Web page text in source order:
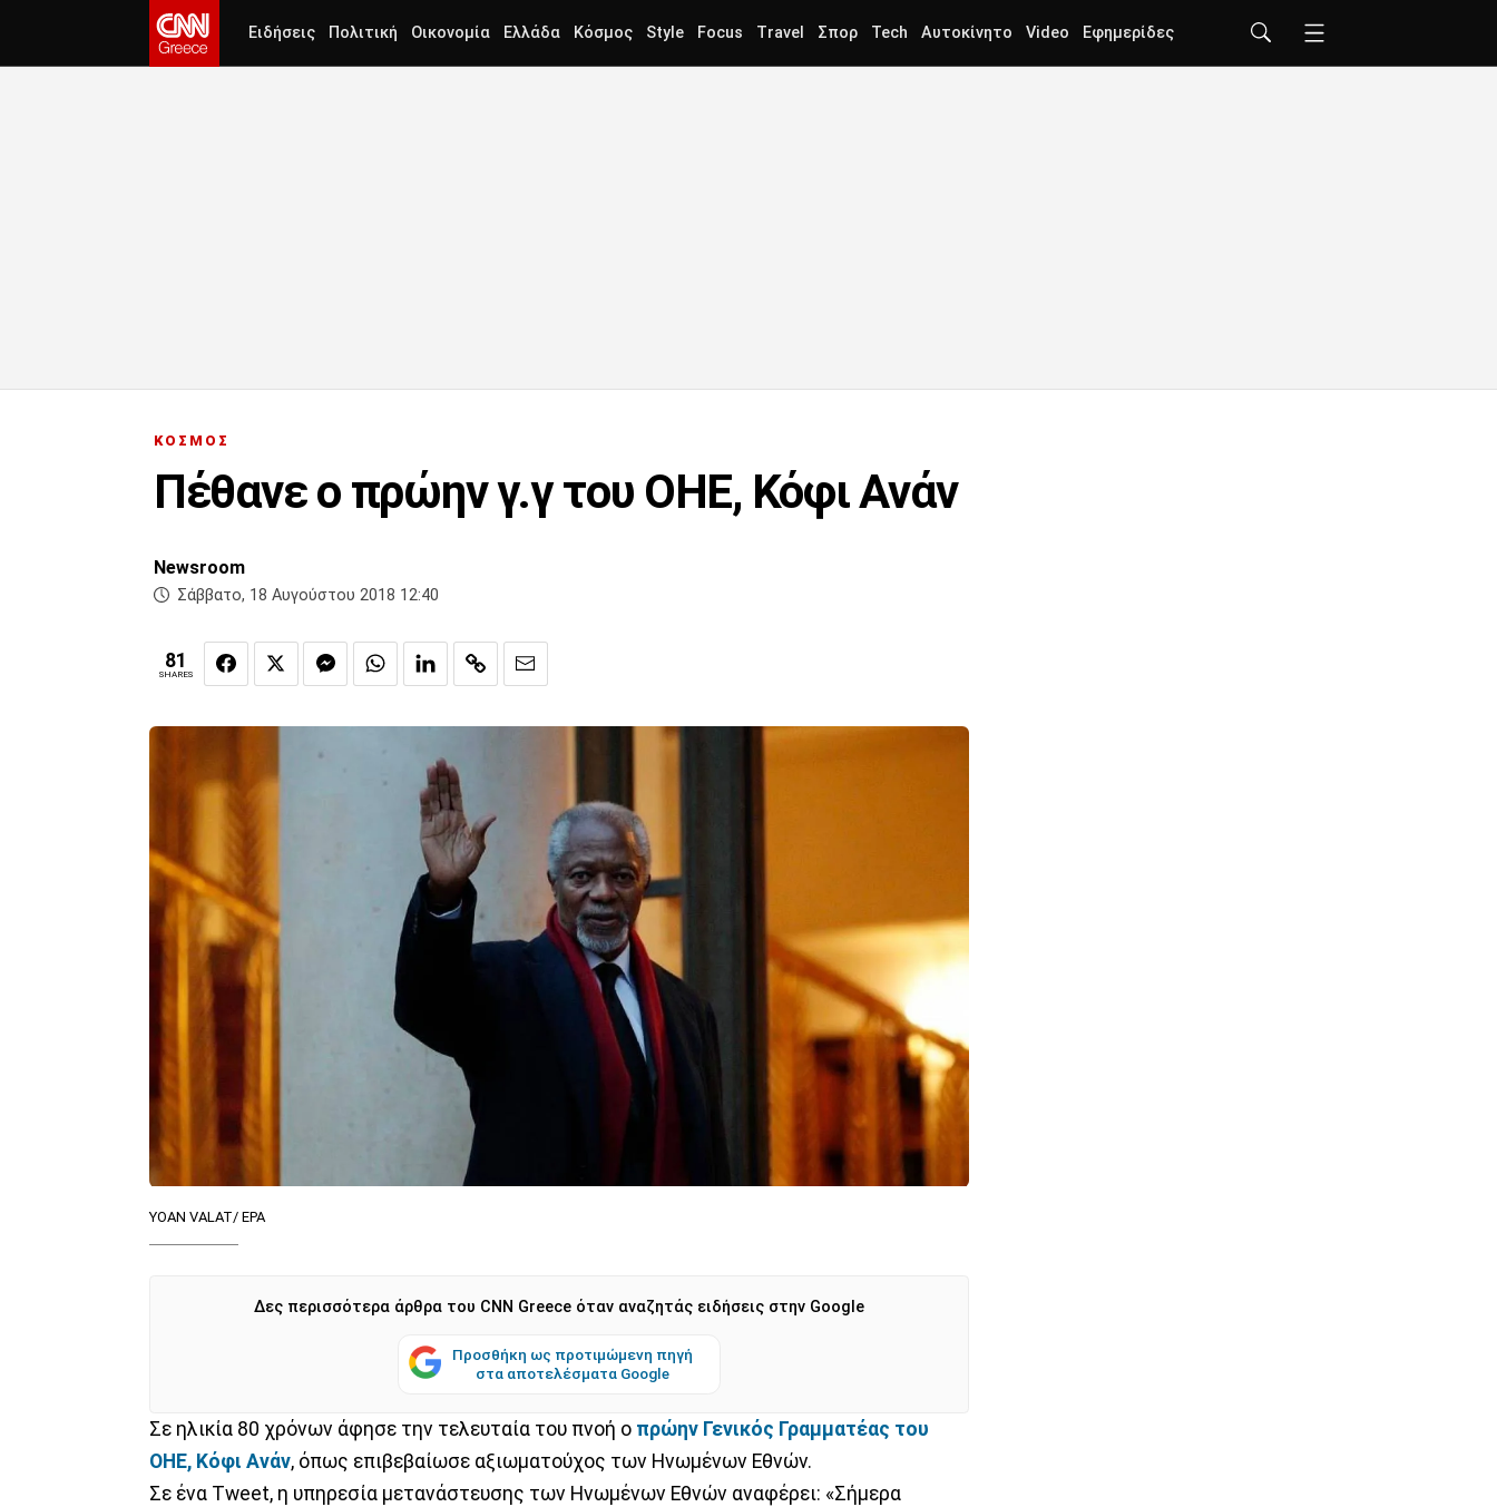
Ειδήσεις Πολιτική Οικονομία Ελλάδα Κόσμος Style Focus Travel Σπορ Tech Αυτοκίνητο Video Εφημερίδες
ΚΟΣΜΟΣ
Πέθανε ο πρώην γ.γ του ΟΗΕ, Κόφι Ανάν
Newsroom
Σάββατο, 18 Αυγούστου 2018 12:40
81
SHARES
YOAN VALAT/ EPA
Δες περισσότερα άρθρα του CNN Greece όταν αναζητάς ειδήσεις στην Google
Προσθήκη ως προτιμώμενη πηγή
στα αποτελέσματα Google
Σε ηλικία 80 χρόνων άφησε την τελευταία του πνοή ο πρώην Γενικός Γραμματέας του
ΟΗΕ, Κόφι Ανάν, όπως επιβεβαίωσε αξιωματούχος των Ηνωμένων Εθνών.
Σε ένα Tweet, η υπηρεσία μετανάστευσης των Ηνωμένων Εθνών αναφέρει: «Σήμερα